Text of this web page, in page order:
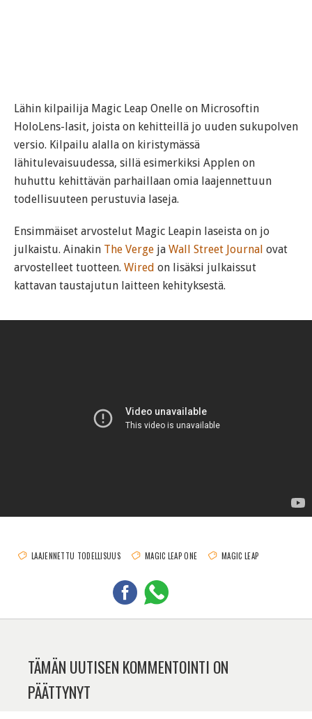
Lähin kilpailija Magic Leap Onelle on Microsoftin
HoloLens-lasit, joista on kehitteillä jo uuden sukupolven
versio. Kilpailu alalla on kiristymässä
lähitulevaisuudessa, sillä esimerkiksi Applen on
huhuttu kehittävän parhaillaan omia laajennettuun
todellisuuteen perustuvia laseja.
Ensimmäiset arvostelut Magic Leapin laseista on jo
julkaistu. Ainakin The Verge ja Wall Street Journal ovat
arvostelleet tuotteen. Wired on lisäksi julkaissut
kattavan taustajutun laitteen kehityksestä.
LAAJENNETTU TODELLISUUS MAGIC LEAP ONE MAGIC LEAP
TÄMÄN UUTISEN KOMMENTOINTI ON
PÄÄTTYNYT